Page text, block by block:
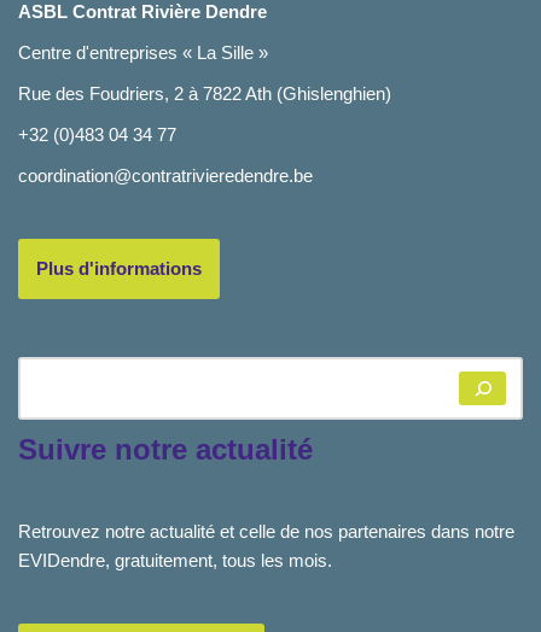
ASBL Contrat Rivière Dendre
Centre d'entreprises « La Sille »
Rue des Foudriers, 2 à 7822 Ath (Ghislenghien)
+32 (0)483 04 34 77
coordination@contratrivieredendre.be
Plus d'informations
Suivre notre actualité
Retrouvez notre actualité et celle de nos partenaires dans notre
EVIDendre, gratuitement, tous les mois.